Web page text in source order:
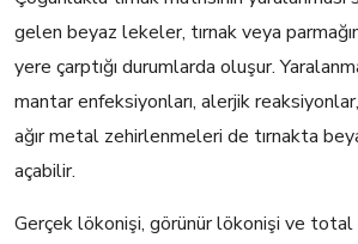
gelen beyaz lekeler, tırnak veya parmağın
yere çarptığı durumlarda oluşur.
mantar enfeksiyonları, alerjik
ağır metal zehirlenmeleri de tırnakta
açabilir.
Gerçek lökonişi, görünür lökonişi ve